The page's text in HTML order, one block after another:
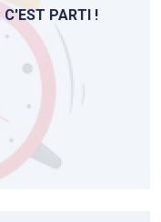
C'EST PARTI !